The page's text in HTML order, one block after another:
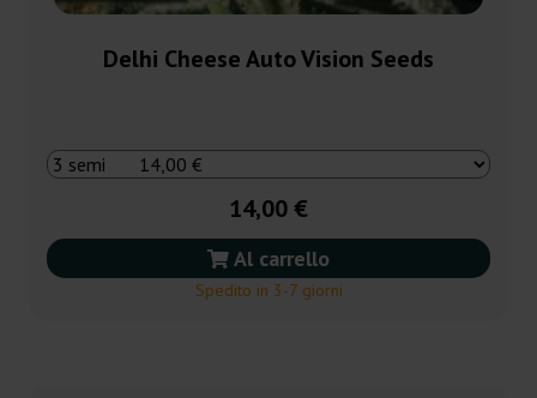
Delhi Cheese Auto Vision Seeds
14,00 €
Al carrello
Spedito in 3-7 giorni